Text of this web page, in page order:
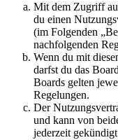
Mit dem Zugriff
du einen
(im Folgenden
nachfolgenden
Wenn du mit
darfst du das
Boards gelten
Regelungen.
Der
und kann von
jederzeit